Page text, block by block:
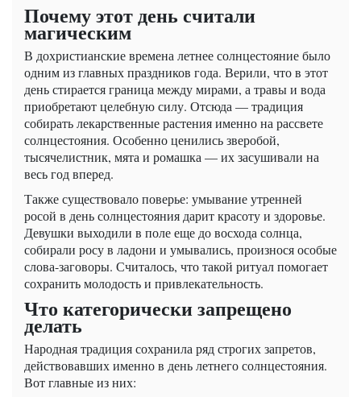
Почему этот день считали
магическим
В дохристианские времена летнее солнцестояние было
одним из главных праздников года. Верили, что в этот
день стирается граница между мирами, а травы и вода
приобретают целебную силу. Отсюда — традиция
собирать лекарственные растения именно на рассвете
солнцестояния. Особенно ценились зверобой,
тысячелистник, мята и ромашка — их засушивали на
весь год вперед.
Также существовало поверье: умывание утренней
росой в день солнцестояния дарит красоту и здоровье.
Девушки выходили в поле еще до восхода солнца,
собирали росу в ладони и умывались, произнося особые
слова-заговоры. Считалось, что такой ритуал помогает
сохранить молодость и привлекательность.
Что категорически запрещено
делать
Народная традиция сохранила ряд строгих запретов,
действовавших именно в день летнего солнцестояния.
Вот главные из них: